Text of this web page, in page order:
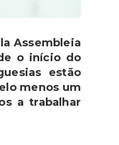
Assembleia
o início do
estão
menos um
a trabalhar